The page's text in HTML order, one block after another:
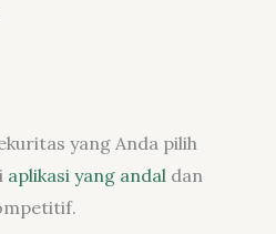
yang Anda pilih
aplikasi yang andal dan